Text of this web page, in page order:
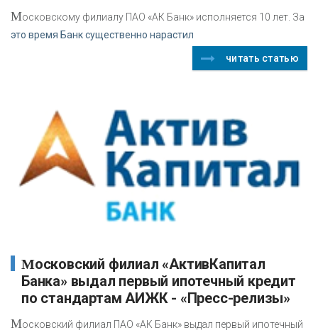
Московскому филиалу ПАО «АК Банк» исполняется 10 лет. За
это время Банк существенно нарастил
читать статью
Московский филиал «АктивКапитал
Банка» выдал первый ипотечный кредит
по стандартам АИЖК - «Пресс-релизы»
Московский филиал ПАО «АК Банк» выдал первый ипотечный